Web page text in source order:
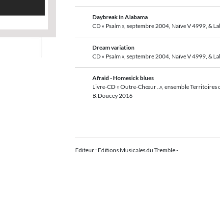
Daybreak in Alabama
CD « Psalm », septembre 2004, Naïve V 4999, &
Dream variation
CD « Psalm », septembre 2004, Naïve V 4999, &
Afraid - Homesick blues
Livre-CD « Outre-Chœur ..», ensemble Territoires
B.Doucey 2016
Editeur : Editions Musicales du Tremble -